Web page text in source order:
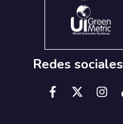
Redes sociales